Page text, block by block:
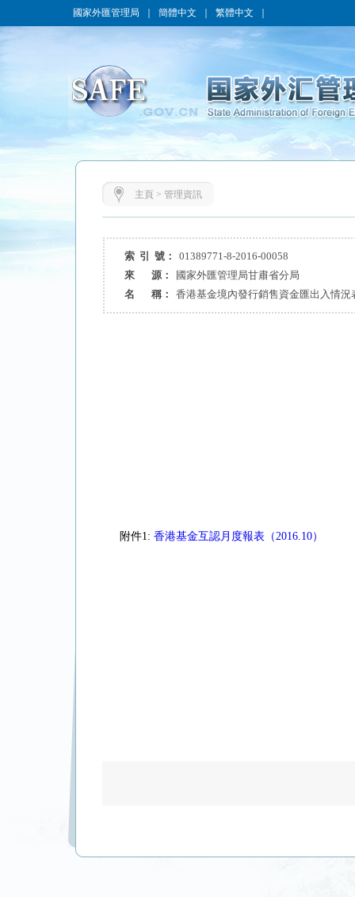
國家外匯管理局 簡體中文 繁體中文
主頁 > 管理資訊
索 引 號：
01389771-8-2016-00058
來 源：
國家外匯管理局甘肅省分局
名 稱：
香港基金境內發行銷售資金匯出入情況
附件1: 香港基金互認月度報表（2016.10）